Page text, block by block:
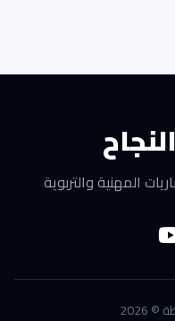
المهنية والتربوية